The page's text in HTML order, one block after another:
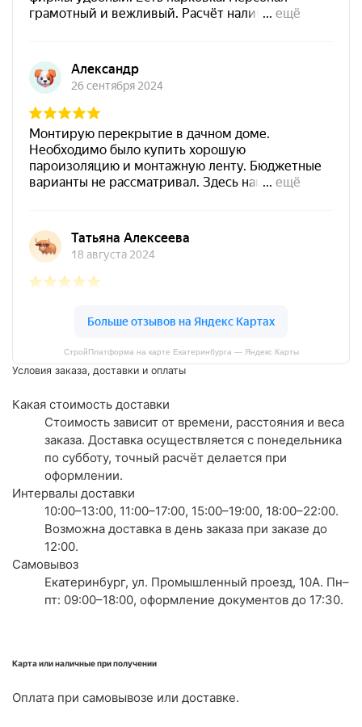
СтройПлатформа на карте Екатеринбурга — Яндекс Карты
Условия заказа, доставки и оплаты
Какая стоимость доставки
Стоимость зависит от времени, расстояния и веса
заказа. Доставка осуществляется с понедельника
по субботу, точный расчёт делается при
оформлении.
Интервалы доставки
10:00–13:00, 11:00–17:00, 15:00–19:00, 18:00–22:00.
Возможна доставка в день заказа при заказе до
12:00.
Самовывоз
Екатеринбург, ул. Промышленный проезд, 10А. Пн–
пт: 09:00–18:00, оформление документов до 17:30.
Карта или наличные при получении
Оплата при самовывозе или доставке.